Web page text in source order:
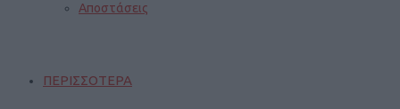
Αποστάσεις
ΠΕΡΙΣΣΟΤΕΡΑ